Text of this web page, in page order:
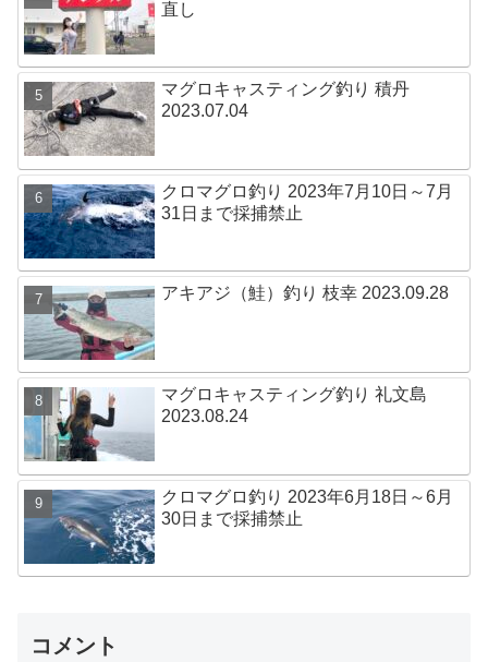
直し
マグロキャスティング釣り 積丹
2023.07.04
クロマグロ釣り 2023年7月10日～7月
31日まで採捕禁止
アキアジ（鮭）釣り 枝幸 2023.09.28
マグロキャスティング釣り 礼文島
2023.08.24
クロマグロ釣り 2023年6月18日～6月
30日まで採捕禁止
コメント